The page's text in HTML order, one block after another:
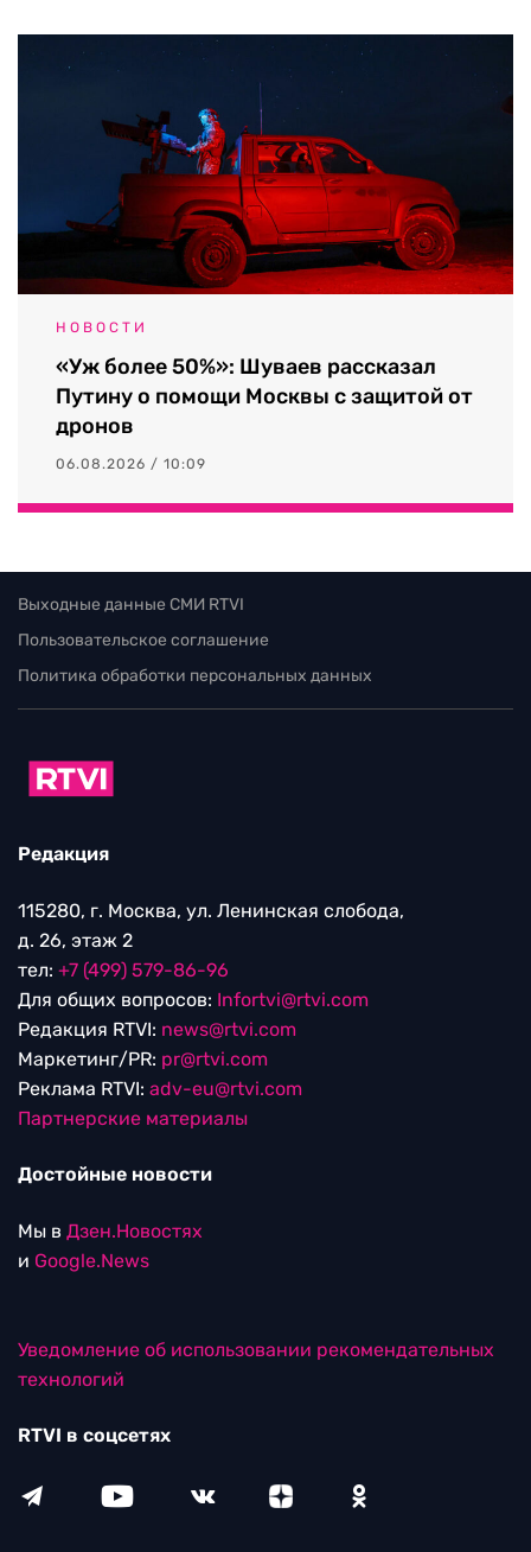
НОВОСТИ
«Уж более 50%»: Шуваев рассказал
Путину о помощи Москвы с защитой от
дронов
06.08.2026 / 10:09
Выходные данные СМИ RTVI
Пользовательское соглашение
Политика обработки персональных данных
Редакция
115280, г. Москва, ул. Ленинская слобода,
д. 26, этаж 2
тел: +7 (499) 579-86-96
Для общих вопросов: Infortvi@rtvi.com
Редакция RTVI: news@rtvi.com
Маркетинг/PR: pr@rtvi.com
Реклама RTVI: adv-eu@rtvi.com
Партнерские материалы
Достойные новости
Мы в Дзен.Новостях
и Google.News
Уведомление об использовании рекомендательных
технологий
RTVI в соцсетях